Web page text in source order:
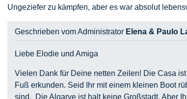
Ungeziefer zu kämpfen, aber es war absolut
Geschrieben vom Administrator Elena & Paulo
Liebe Elodie und Amiga
Vielen Dank für Deine netten Zeilen! Die Casa
Fuß erkunden. Seid Ihr mit einem kleinen Boot
sind. Die Algarve ist halt keine Großstadt. Aber